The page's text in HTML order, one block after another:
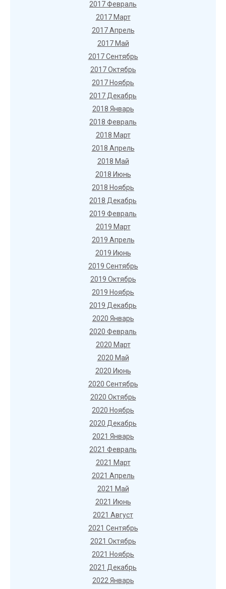
2017 Февраль
2017 Март
2017 Апрель
2017 Май
2017 Сентябрь
2017 Октябрь
2017 Ноябрь
2017 Декабрь
2018 Январь
2018 Февраль
2018 Март
2018 Апрель
2018 Май
2018 Июнь
2018 Ноябрь
2018 Декабрь
2019 Февраль
2019 Март
2019 Апрель
2019 Июнь
2019 Сентябрь
2019 Октябрь
2019 Ноябрь
2019 Декабрь
2020 Январь
2020 Февраль
2020 Март
2020 Май
2020 Июнь
2020 Сентябрь
2020 Октябрь
2020 Ноябрь
2020 Декабрь
2021 Январь
2021 Февраль
2021 Март
2021 Апрель
2021 Май
2021 Июнь
2021 Август
2021 Сентябрь
2021 Октябрь
2021 Ноябрь
2021 Декабрь
2022 Январь